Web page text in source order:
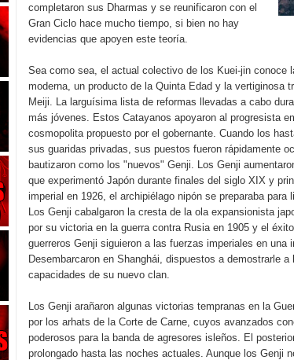
completaron sus Dharmas y se reunificaron con el
Gran Ciclo hace mucho tiempo, si bien no hay
evidencias que apoyen este teoría.
Sea como sea, el actual colectivo de los Kuei-jin conoce
moderna, un producto de la Quinta Edad y la vertiginosa
Meiji. La larguísima lista de reformas llevadas a cabo
más jóvenes. Estos Catayanos apoyaron al progresista
cosmopolita propuesto por el gobernante. Cuando los
sus guaridas privadas, sus puestos fueron rápidamente
bautizaron como los "nuevos" Genji. Los Genji
que experimentó Japón durante finales del siglo XIX y
imperial en 1926, el archipiélago nipón se preparaba
Los Genji cabalgaron la cresta de la ola expansionista
por su victoria en la guerra contra Rusia en 1905 y el
guerreros Genji siguieron a las fuerzas imperiales en una
Desembarcaron en Shanghái, dispuestos a demostrarle
capacidades de su nuevo clan.
Los Genji arañaron algunas victorias tempranas en la
por los arhats de la Corte de Carne, cuyos avanzados
poderosos para la banda de agresores isleños. El
prolongado hasta las noches actuales. Aunque los Genji